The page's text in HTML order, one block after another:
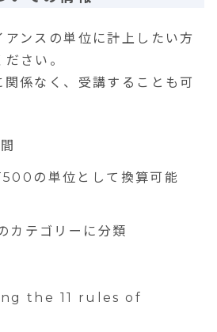
ンスの単位に計上したい方
さい。
係なく、受講することも可
の単位として換算可能
カテゴリーに分類
the 11 rules of